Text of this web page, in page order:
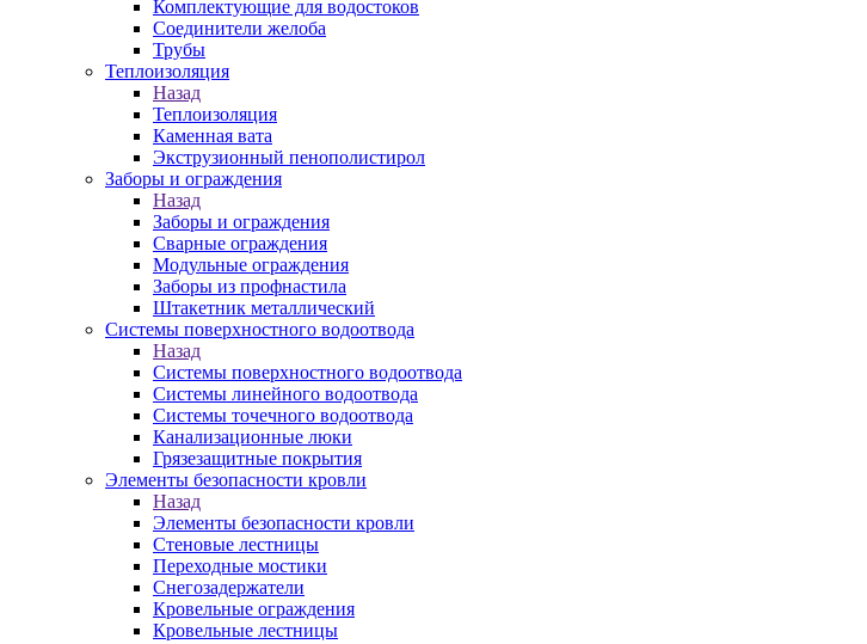
Комплектующие для водостоков
Соединители желоба
Трубы
Теплоизоляция
Назад
Теплоизоляция
Каменная вата
Экструзионный пенополистирол
Заборы и ограждения
Назад
Заборы и ограждения
Сварные ограждения
Модульные ограждения
Заборы из профнастила
Штакетник металлический
Системы поверхностного водоотвода
Назад
Системы поверхностного водоотвода
Системы линейного водоотвода
Системы точечного водоотвода
Канализационные люки
Грязезащитные покрытия
Элементы безопасности кровли
Назад
Элементы безопасности кровли
Стеновые лестницы
Переходные мостики
Снегозадержатели
Кровельные ограждения
Кровельные лестницы